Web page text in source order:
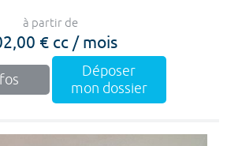
à partir de
€ cc / mois
Déposer
mon dossier